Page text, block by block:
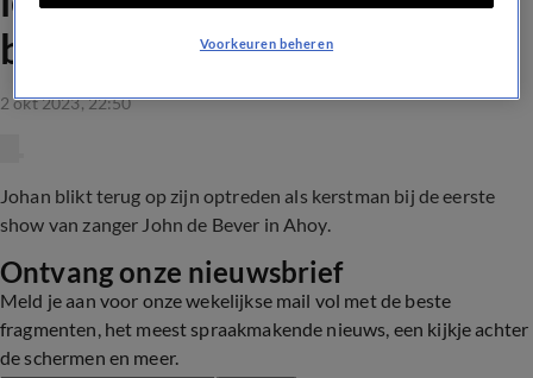
beter niet kunt doen'
2 okt 2023, 22:50
Johan blikt terug op zijn optreden als kerstman bij de eerste
show van zanger John de Bever in Ahoy.
Ontvang onze nieuwsbrief
Meld je aan voor onze wekelijkse mail vol met de beste
fragmenten, het meest spraakmakende nieuws, een kijkje achter
de schermen en meer.
Voorkeuren beheren